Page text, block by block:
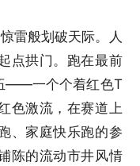
雷般划破天际。人
点拱门。跑在最前
——一个个着红色T
色激流，在赛道上
、家庭快乐跑的参
陈的流动市井风情